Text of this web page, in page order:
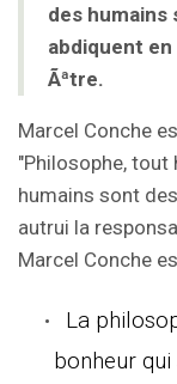
des
abdiquent
Ãªtre.
Marcel Conche
"Philosophe,
humains sont
autrui la
Marcel Conche
La
bonheur